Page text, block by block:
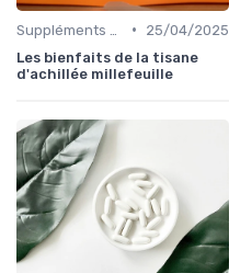
•
25/04/2025
Les bienfaits de la tisane
d'achillée millefeuille